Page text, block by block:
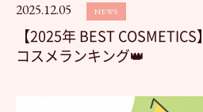
2025.12.05 NEWS
【2025年 BEST
コスメランキング👑